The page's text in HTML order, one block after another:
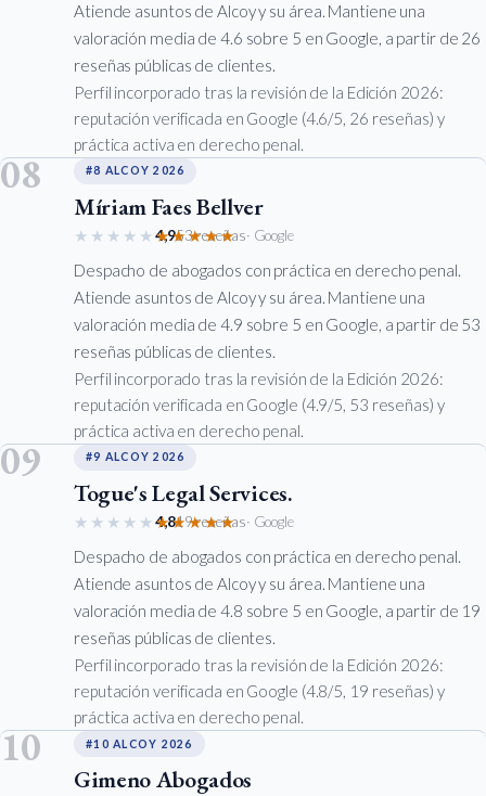
Atiende asuntos de Alcoy y su área. Mantiene una
valoración media de 4.6 sobre 5 en Google, a partir de 26
reseñas públicas de clientes.
Perfil incorporado tras la revisión de la Edición 2026:
reputación verificada en Google (4.6/5, 26 reseñas) y
práctica activa en derecho penal.
08 #8 ALCOY 2026
Míriam Faes Bellver
★★★★★★★★★★
4,953 reseñas· Google
Despacho de abogados con práctica en derecho penal.
Atiende asuntos de Alcoy y su área. Mantiene una
valoración media de 4.9 sobre 5 en Google, a partir de 53
reseñas públicas de clientes.
Perfil incorporado tras la revisión de la Edición 2026:
reputación verificada en Google (4.9/5, 53 reseñas) y
práctica activa en derecho penal.
09 #9 ALCOY 2026
Togue's Legal Services.
★★★★★★★★★★
4,819 reseñas· Google
Despacho de abogados con práctica en derecho penal.
Atiende asuntos de Alcoy y su área. Mantiene una
valoración media de 4.8 sobre 5 en Google, a partir de 19
reseñas públicas de clientes.
Perfil incorporado tras la revisión de la Edición 2026:
reputación verificada en Google (4.8/5, 19 reseñas) y
práctica activa en derecho penal.
10 #10 ALCOY 2026
Gimeno Abogados